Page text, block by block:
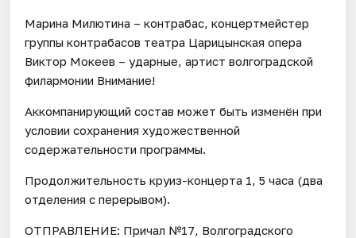
Марина Милютина – контрабас, концертмейстер
группы контрабасов театра Царицынская опера
Виктор Мокеев – ударные, артист волгоградской
филармонии Внимание!
Аккомпанирующий состав может быть изменён при
условии сохранения художественной
содержательности программы.
Продолжительность круиз-концерта 1, 5 часа (два
отделения с перерывом).
ОТПРАВЛЕНИЕ: Причал №17, Волгоградского